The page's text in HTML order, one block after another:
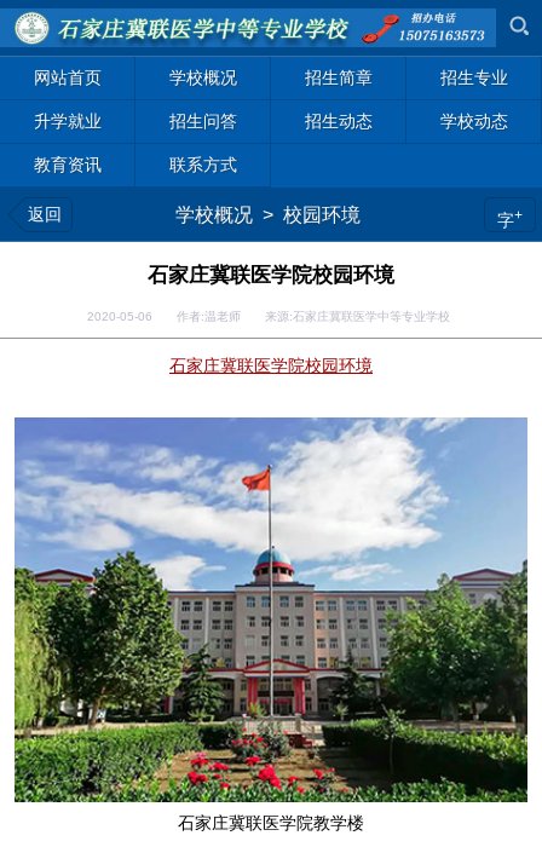
网站首页 学校概况 招生简章 招生专业
升学就业 招生问答 招生动态 学校动态
教育资讯 联系方式
返回 学校概况 > 校园环境 字+
石家庄冀联医学院校园环境
2020-05-06 作者:温老师 来源:石家庄冀联医学中等专业学校
石家庄冀联医学院校园环境
石家庄冀联医学院教学楼